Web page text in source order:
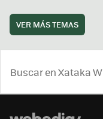
VER MÁS TEMAS